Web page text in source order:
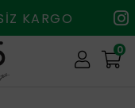
KARGO
0